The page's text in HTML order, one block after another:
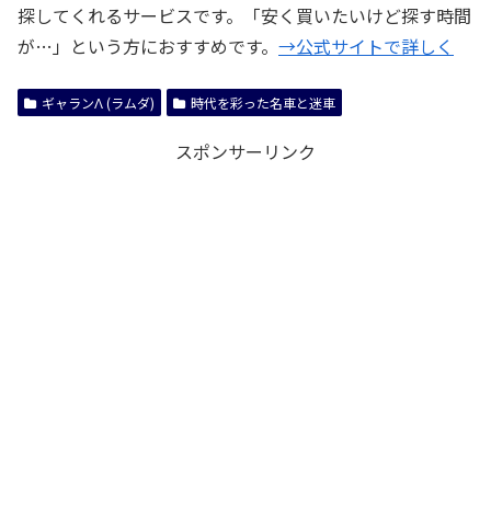
探してくれるサービスです。「安く買いたいけど探す時間
が…」という方におすすめです。 →公式サイトで詳しく
ギャランΛ (ラムダ) 時代を彩った名車と迷車
スポンサーリンク